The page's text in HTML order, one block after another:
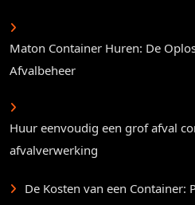
Maton Container Huren: De
Afvalbeheer
Huur eenvoudig een grof afval
afvalverwerking
De Kosten van een